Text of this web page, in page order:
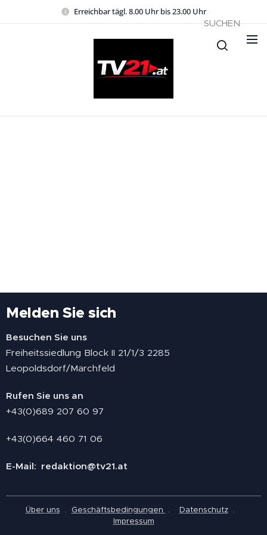
Erreichbar tägl. 8.00 Uhr bis 23.00 Uhr
SUCHEN
Melden Sie sich
Besuchen Sie uns
Freiheitssiedlung Block II 21/1/3 2285
Leopoldsdorf/Marchfeld
Rufen Sie uns an
+43(0)689 207 60 97
+43(0)664 460 71 06
E-Mail: redaktion@tv21.at
Über uns . Geschäftsbedingungen . Datenschutz.
Impressum